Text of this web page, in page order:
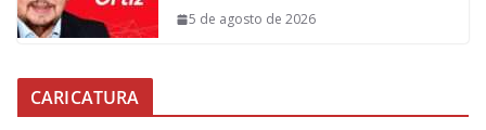
5 de agosto de 2026
CARICATURA